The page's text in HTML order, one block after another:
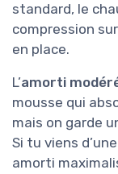
standard, le
compression
en place.
L’amorti
mousse qui
mais on garde
Si tu viens
amorti